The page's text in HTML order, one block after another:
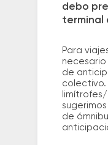
debo
terminal
Para
necesario
de
colectivo.
de